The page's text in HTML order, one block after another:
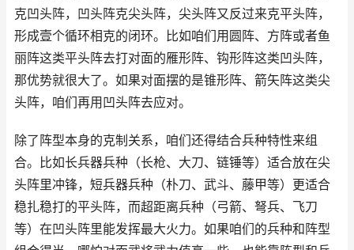
克凹头阵，凹头阵克尖头阵，尖头阵又反过来克平头阵，
形成壹个循环相克的闭环。比如咱们用圆阵、方阵或者鱼
丽阵这类平头阵去打对面的雁形阵、钩形阵这类凹头阵，
那优势就很大了。如果对面摆的是锥形阵、箭矢阵这类尖
头阵，咱们再用凹头阵去应对。
除了阵型本身的克制关系，咱们还得结合兵种特性来组
合。比如长兵器兵种（长枪、大刀、链锤等）适合放在尖
头阵里冲锋，短兵器兵种（朴刀、武斗、藤甲等）更适合
稳扎稳打的平头阵，而超距离兵种（弓箭、弩兵、飞刀
等）在凹头阵里能发挥最大火力。如果咱们的兵种和阵型